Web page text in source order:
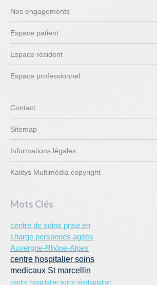
Nos engagements
Espace patient
Espace résident
Espace professionnel
Contact
Sitemap
Informations légales
Kalitys Multimédia copyright
Mots Clés
centre de soins prise en
charge personnes agées
Auvergne-Rhône-Alpes
centre hospitalier soins
medicaux St marcellin
centre hospitalier soins réadaptation